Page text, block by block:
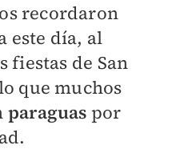
recordaron
este día, al
fiestas de San
que muchos
paraguas por